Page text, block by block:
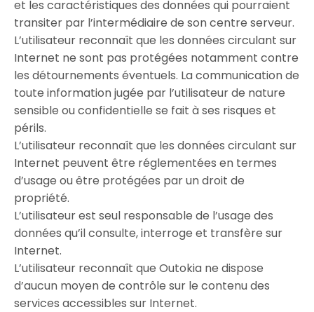
et les caractéristiques des données qui pourraient
transiter par l’intermédiaire de son centre serveur.
L’utilisateur reconnaît que les données circulant sur
Internet ne sont pas protégées notamment contre
les détournements éventuels. La communication de
toute information jugée par l’utilisateur de nature
sensible ou confidentielle se fait à ses risques et
périls.
L’utilisateur reconnaît que les données circulant sur
Internet peuvent être réglementées en termes
d’usage ou être protégées par un droit de
propriété.
L’utilisateur est seul responsable de l’usage des
données qu’il consulte, interroge et transfère sur
Internet.
L’utilisateur reconnaît que Outokia ne dispose
d’aucun moyen de contrôle sur le contenu des
services accessibles sur Internet.